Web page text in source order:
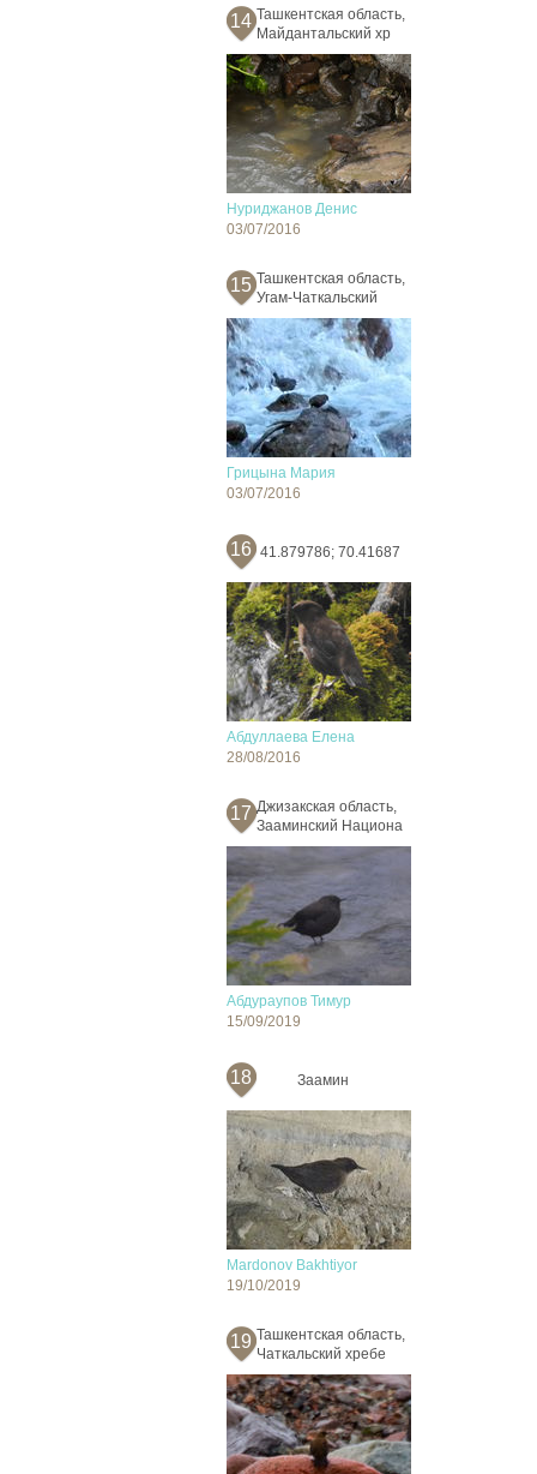
14 Ташкентская область,
Майдантальский хр
Нуриджанов Денис
03/07/2016
15 Ташкентская область,
Угам-Чаткальский
Грицына Мария
03/07/2016
16 41.879786; 70.41687
Абдуллаева Елена
28/08/2016
17 Джизакская область,
Зааминский Национа
Абдураупов Тимур
15/09/2019
18 Заамин
Mardonov Bakhtiyor
19/10/2019
19 Ташкентская область,
Чаткальский хребе